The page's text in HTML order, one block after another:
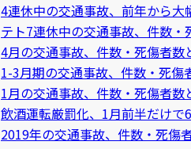
4連休中の交通事故、前年から
テト7連休中の交通事故、件数
4月の交通事故、件数・死傷者
1-3月期の交通事故、件数・死
1月の交通事故、件数・死傷者
飲酒運転厳罰化、1月前半だけ
2019年の交通事故、件数・死傷